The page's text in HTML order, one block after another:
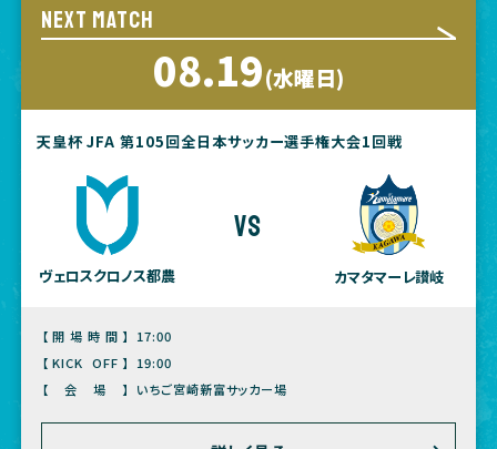
NEXT MATCH
08.19(水曜日)
天皇杯 JFA 第105回全日本サッカー選手権大会1回戦
ヴェロスクロノス都農
vs
カマタマーレ讃岐
【開場時間】
17:00
【KICK OFF】
19:00
【会場】
いちご宮崎新富サッカー場